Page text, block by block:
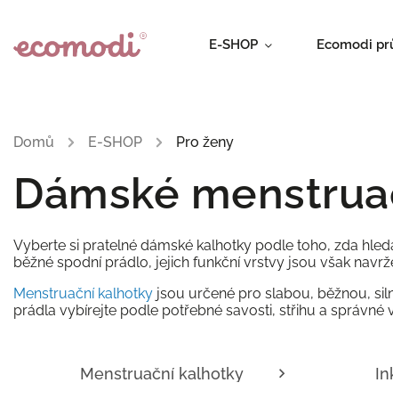
E-SHOP Ecomodi
Domů / E-SHOP / Pro ženy
Dámské
Vyberte si pratelné dámské kalhotky podle toho, zda
běžné spodní prádlo, jejich funkční vrstvy jsou však
Menstruační kalhotky jsou určené pro slabou, běžnou,
prádla vybírejte podle potřebné savosti, střihu a správné
Menstruační kalhotky